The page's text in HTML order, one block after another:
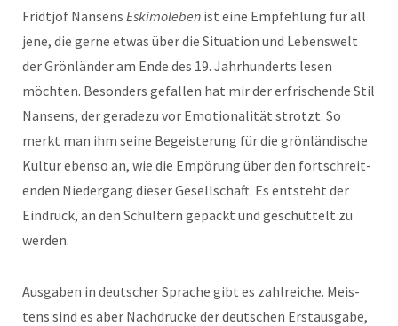
Fridtjof Nansens Eski­moleben ist eine Empfehlung für all
jene, die gerne etwas über die Sit­u­a­tion und Lebenswelt
der Grön­län­der am Ende des 19. Jahrhun­derts lesen
möcht­en. Beson­ders gefall­en hat mir der erfrischende Stil
Nansens, der ger­adezu vor Emo­tion­al­ität strotzt. So
merkt man ihm seine Begeis­terung für die grön­ländis­che
Kul­tur eben­so an, wie die Empörung über den fortschre­i­t­
en­den Nieder­gang dieser Gesellschaft. Es entste­ht der
Ein­druck, an den Schul­tern gepackt und geschüt­telt zu
werden.
Aus­gaben in deutsch­er Sprache gibt es zahlre­iche. Meis­
tens sind es aber Nach­drucke der deutschen Erstaus­gabe,